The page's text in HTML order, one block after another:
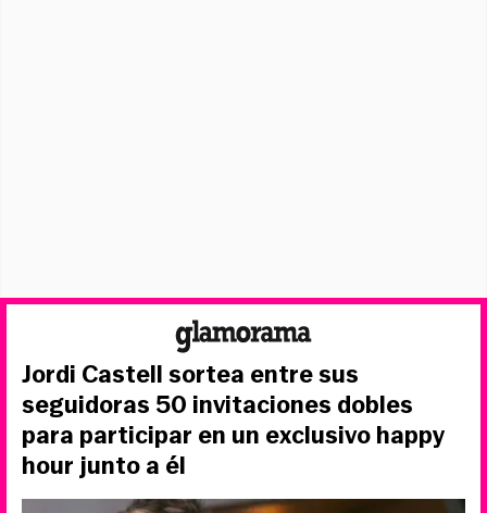
Jordi Castell sortea entre sus
seguidoras 50 invitaciones dobles
para participar en un exclusivo happy
hour junto a él